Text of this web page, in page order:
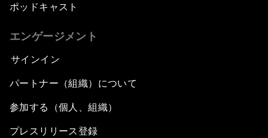
ポッドキャスト
エンゲージメント
サインイン
パートナー（組織）について
参加する（個人、組織）
プレスリリース登録